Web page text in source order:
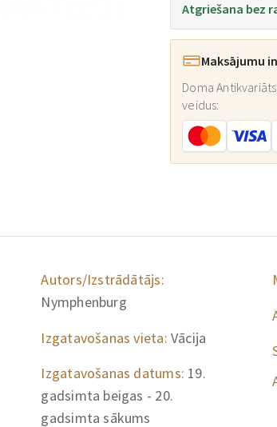
Atgriešana bez
Maksājumu
Doma
veidus:
Autors/Izstrādātājs:
Nymphenburg
Izgatavošanas vieta: Vācija
Izgatavošanas datums: 19.
gadsimta beigas - 20.
gadsimta sākums